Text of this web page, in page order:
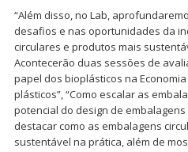
“Além disso, no Lab,
desafios e nas oportunidades da
circulares e produtos mais
Acontecerão duas sessões de
papel dos bioplásticos na
plásticos”, “Como escalar as
potencial do design de
destacar como as embalagens
sustentável na prática, além de